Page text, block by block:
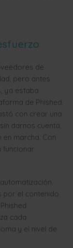
de
pero antes
ya estaba
de Phished.
con crear una
darnos cuenta,
marcha. Con
funcionar
por el contenido
cada
y el nivel de